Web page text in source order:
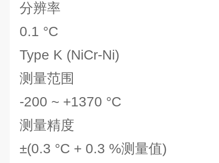
分辨率
0.1 °C
Type K (NiCr-Ni)
测量范围
-200 ~ +1370 °C
测量精度
±(0.3 °C + 0.3 %测量值)